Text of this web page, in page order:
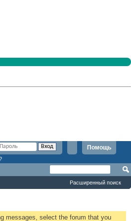
Помощь
Расширенный поиск
messages, select the forum that you